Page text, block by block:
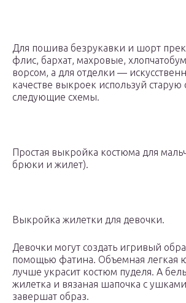
Для пошива безрукавки и шорт
флис, бархат, махровые,
ворсом, а для отделки —
качестве выкроек используй
следующие схемы.
Простая выкройка костюма для
брюки и жилет).
Выкройка жилетки для девочки.
Девочки могут создать игривый
помощью фатина. Объемная легкая
лучше украсит костюм пуделя. А
жилетка и вязаная шапочка с
завершат образ.